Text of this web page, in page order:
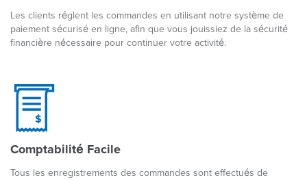
Les clients réglent les commandes en utilisant notre système de
paiement sécurisé en ligne, afin que vous jouissiez de la sécurité
financière nécessaire pour continuer votre activité.
Comptabilité Facile
Tous les enregistrements des commandes sont effectués de